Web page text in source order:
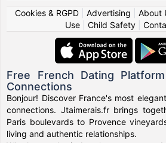
Cookies & RGPD| Advertising About
Use
Child Safety
Free French Dating
Connections
Bonjour! Discover France's most
connections. Jtaimerais.fr brings
Paris boulevards to Provence
living and authentic relationships.